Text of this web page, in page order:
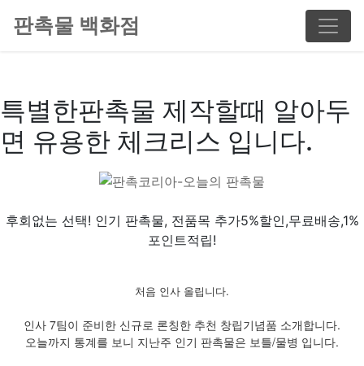
판촉물 백화점
특별한판촉물 제작할때 알아두
면 유용한 체크리스 입니다.
후회없는 선택! 인기 판촉물, 전품목 추가5%할인,무료배송,1%
포인트적립!
처음 인사 올립니다.
인사 7팀이 준비한 신규로 론칭한 추천 창립기념품 소개합니다.
오늘까지 통계를 보니 지난주 인기 판촉물은 보틀/물병 입니다.